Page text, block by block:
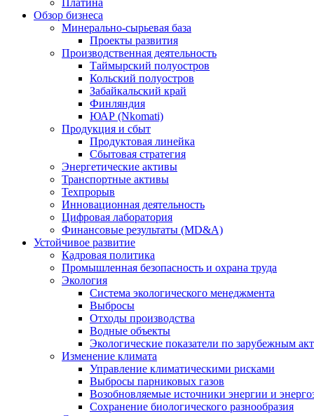
Платина
Обзор бизнеса
Минерально-сырьевая база
Проекты развития
Производственная деятельность
Таймырский полуостров
Кольский полуостров
Забайкальский край
Финляндия
ЮАР (Nkomati)
Продукция и сбыт
Продуктовая линейка
Сбытовая стратегия
Энергетические активы
Транспортные активы
Техпрорыв
Инновационная деятельность
Цифровая лаборатория
Финансовые результаты (MD&A)
Устойчивое развитие
Кадровая политика
Промышленная безопасность и охрана труда
Экология
Система экологического менеджмента
Выбросы
Отходы производства
Водные объекты
Экологические показатели по зарубежным
Изменение климата
Управление климатическими рисками
Выбросы парниковых газов
Возобновляемые источники энергии и
Сохранение биологического разнообразия